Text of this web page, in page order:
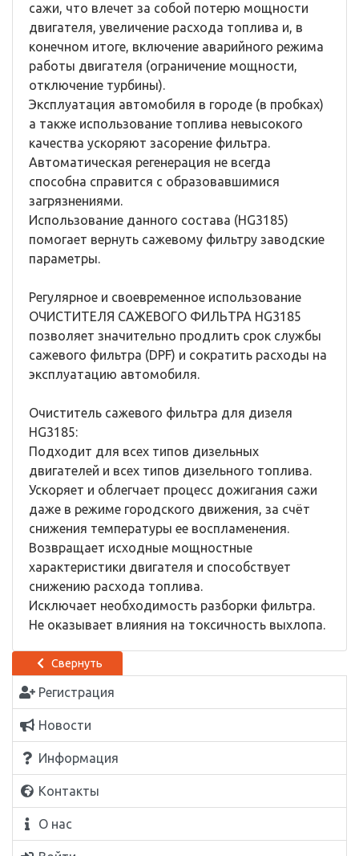
Свернуть
Регистрация
Новости
Информация
Контакты
О нас
сажи, что влечет за собой потерю мощности
двигателя, увеличение расхода топлива и, в
конечном итоге, включение аварийного режима
работы двигателя (ограничение мощности,
отключение турбины).
Эксплуатация автомобиля в городе (в пробках)
а также использование топлива невысокого
качества ускоряют засорение фильтра.
Автоматическая регенерация не всегда
способна справится с образовавшимися
загрязнениями.
Использование данного состава (HG3185)
помогает вернуть сажевому фильтру заводские
параметры.
Регулярное и своевременное использование
ОЧИСТИТЕЛЯ САЖЕВОГО ФИЛЬТРА HG3185
позволяет значительно продлить срок службы
сажевого фильтра (DPF) и сократить расходы на
эксплуатацию автомобиля.
Очиститель сажевого фильтра для дизеля
HG3185:
Подходит для всех типов дизельных
двигателей и всех типов дизельного топлива.
Ускоряет и облегчает процесс дожигания сажи
даже в режиме городского движения, за счёт
снижения температуры ее воспламенения.
Возвращает исходные мощностные
характеристики двигателя и способствует
снижению расхода топлива.
Исключает необходимость разборки фильтра.
Не оказывает влияния на токсичность выхлопа.